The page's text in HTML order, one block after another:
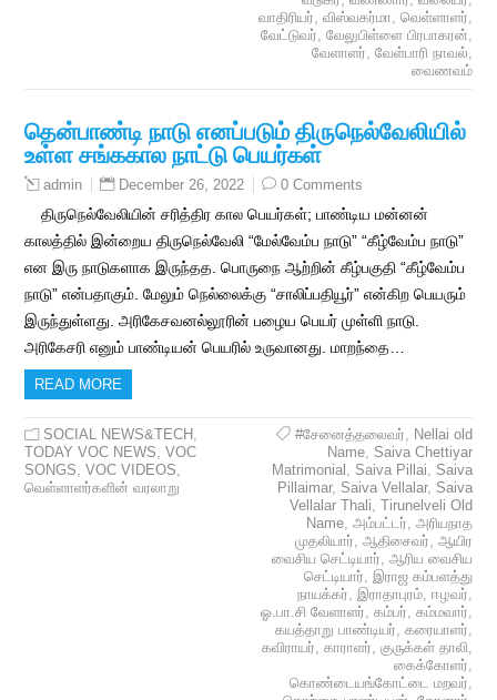
வாதிரியர், விஸ்வகர்மா, வெள்ளாளர்,
வேட்டுவர், வேலுபிள்ளை பிரபாகரன்,
வேளாளர், வேள்பாரி நாவல்,
வைணவம்
தென்பாண்டி நாடு எனப்படும் திருநெல்வேலியில்
உள்ள சங்ககால நாட்டு பெயர்கள்
admin December 26, 2022 0 Comments
திருநெல்வேலியின் சரித்திர கால பெயர்கள்; பாண்டிய மன்னன்
காலத்தில் இன்றைய திருநெல்வேலி “மேல்வேம்ப நாடு” “கீழ்வேம்ப நாடு”
என இரு நாடுகளாக இருந்தத. பொருநை ஆற்றின் கீழ்பகுதி “கீழ்வேம்ப
நாடு” என்பதாகும். மேலும் நெல்லைக்கு “சாலிப்பதியூர்” என்கிற பெயரும்
இருந்துள்ளது. அரிகேசவனல்லூரின் பழைய பெயர் முள்ளி நாடு.
அரிகேசரி எனும் பாண்டியன் பெயரில் உருவானது. மாறந்தை…
READ MORE
SOCIAL NEWS&TECH ,
TODAY VOC NEWS,VOC
SONGS,VOC VIDEOS,
வெள்ளாளர்களின் வரலாறு
#சேனைத்தலைவர், Nellai old
Name, Saiva Chettiyar
Matrimonial , Saiva Pillai, Saiva
Pillaimar, Saiva Vellalar, Saiva
Vellalar Thali, Tirunelveli Old
Name, அம்பட்டர், அரியநாத
முதலியார், ஆதிசைவர், ஆயிர
வைசிய செட்டியார், ஆரிய வைசிய
செட்டியார், இராஜ கம்பளத்து
நாயக்கர், இராதாபுரம், ஈழவர்,
ஓ.பா.சி வேளாளர், கம்பர், கம்மவார்,
கயத்தாறு பாண்டியர், கரையாளர்,
கவிராயர், காராளர், குருக்கள் தாலி,
கைக்கோளர்,
கொண்டையங்கோட்டை மறவர்,